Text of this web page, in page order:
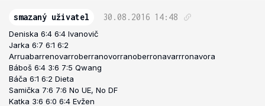
smazaný uživatel 30.08.2016 14:48
Deniska 6:4 6:4 Ivanovič
Jarka 6:7 6:1 6:2
Arruabarrenovarroberranovorranoberronavarrronavora
Báboš 6:4 3:6 7:5 Qwang
Báča 6:1 6:2 Dieta
Samička 7:6 7:6 No UE, No DF
Katka 3:6 6:0 6:4 Evžen